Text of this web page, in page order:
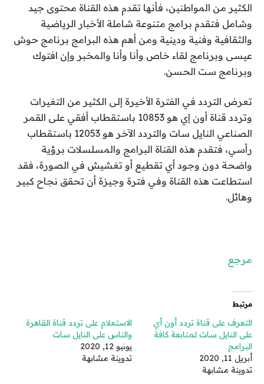
الكثير من المواطنين، فأنها تقدم هذه القناة محتوى جيد
وشامل فتقدم برامج متنوعة شاملة الأخبار الرياضية
والثقافية وفنية ودينية ومن أهم هذه البرامج برنامج حوش
عيسى وبرنامج لقاء خاص وأنا وأنا والمخبر وإن افتوك
وبرنامج ست الحسن.
تعرض التردد في الفترة الأخيرة إلى الكثير من التغيرات
وتردد قناة أون إي هو 10853 باستقطاب أفقي على القمر
الصناعي النايل سات والتردد الآخر هو 12053 باستقطاب
رأسي، فتقدم هذه القناة البرامج والمسلسلات برؤية
واضحة دون وجود أي تقطيع أو تغشيش في الصورة، فقد
استطاعت هذه القناة وفي فترة وجيزة أن تحقق نجاح كبير
وهائل.
مرجع
مرتبط
التعرف على قناة تردد أون أي
على النايل سات لمتابعة كافة
البرامج
أبريل 11, 2020
تدوينة مشابهة
الاستعلام على تردد قناة القاهرة
والناس على النايل سات
يونيو 12, 2020
تدوينة مشابهة